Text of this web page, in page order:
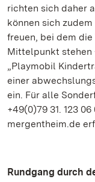
richten sich daher
können sich
freuen, bei dem
Mittelpunkt stehen
„Playmobil
einer
ein. Für alle
+49(0)79 31. 123
mergentheim.de
Rundgang durch